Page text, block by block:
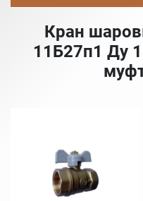
Кран
11Б27п1 Ду